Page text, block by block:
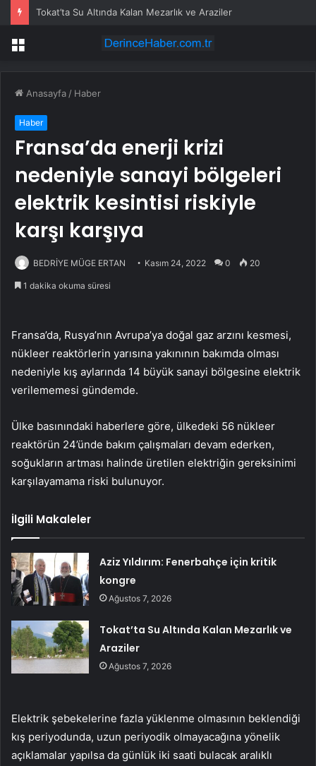
Tokat’ta Su Altında Kalan Mezarlık ve Araziler
Menü
Anasayfa / Haber
Haber
Fransa’da enerji krizi
nedeniyle sanayi bölgeleri
elektrik kesintisi riskiyle
karşı karşıya
BEDRİYE MÜGE ERTAN Kasım 24, 2022 0 20
1 dakika okuma süresi
Fransa’da, Rusya’nın Avrupa’ya doğal gaz arzını kesmesi,
nükleer reaktörlerin yarısına yakınının bakımda olması
nedeniyle kış aylarında 14 büyük sanayi bölgesine elektrik
verilememesi gündemde.
Ülke basınındaki haberlere göre, ülkedeki 56 nükleer
reaktörün 24’ünde bakım çalışmaları devam ederken,
soğukların artması halinde üretilen elektriğin gereksinimi
karşılayamama riski bulunuyor.
İlgili Makaleler
Aziz Yıldırım: Fenerbahçe için kritik
kongre
Ağustos 7, 2026
Tokat’ta Su Altında Kalan Mezarlık ve
Araziler
Ağustos 7, 2026
Elektrik şebekelerine fazla yüklenme olmasının beklendiği
kış periyodunda, uzun periyodik olmayacağına yönelik
açıklamalar yapılsa da günlük iki saati bulacak aralıklı